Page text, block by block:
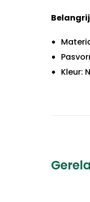
Kleur: